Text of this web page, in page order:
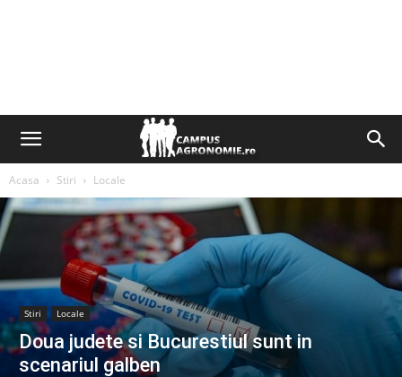
Acasa Stiri Locale
Stiri Locale
Doua judete si Bucurestiul sunt in
scenariul galben